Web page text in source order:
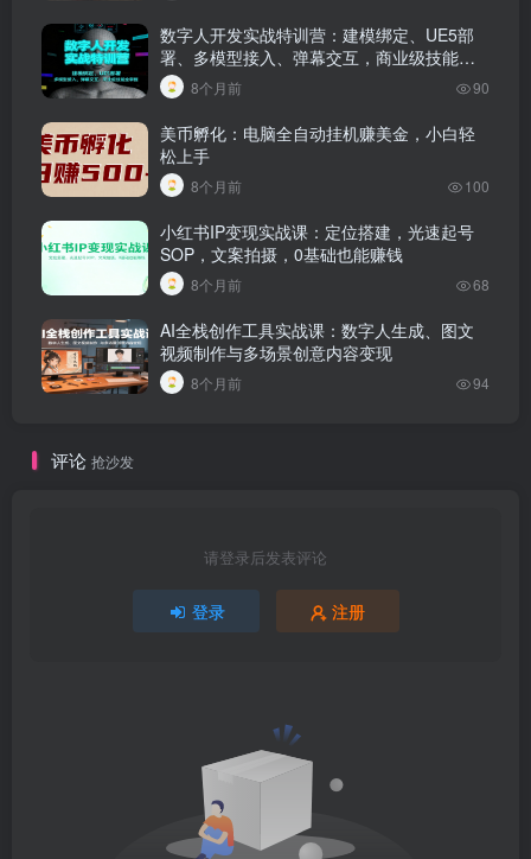
数字人开发实战特训营：建模绑定、UE5部
署、多模型接入、弹幕交互，商业级技能全
掌握8个月前 90
美币孵化：电脑全自动挂机赚美金，小白轻
松上手
8个月前 100
小红书IP变现实战课：定位搭建，光速起号
SOP，文案拍摄，0基础也能赚钱
8个月前 68
AI全栈创作工具实战课：数字人生成、图文
视频制作与多场景创意内容变现
8个月前 94
评论 抢沙发
请登录后发表评论
登录 注册